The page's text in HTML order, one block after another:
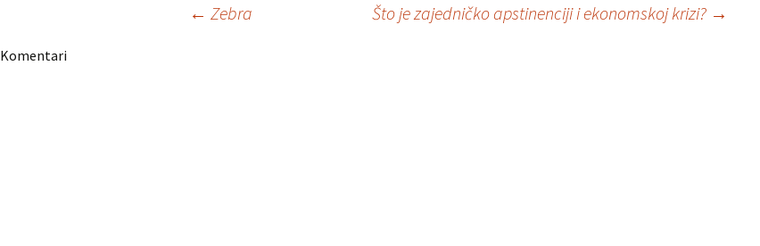
Navigacija
← Zebra Što je zajedničko apstinenciji i ekonomskoj krizi? →
Komentari